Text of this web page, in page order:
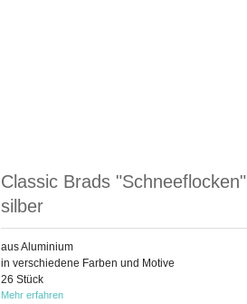
Classic Brads "Schneeflocken"
silber
aus Aluminium
in verschiedene Farben und Motive
26 Stück
Mehr erfahren